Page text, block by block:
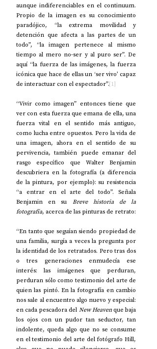
aunque indiferenciables en el continuum.
Propio de la imagen es su conocimiento
paradójico, “la extrema movilidad y
detención que afecta a las partes de un
todo”, “la imagen pertenece al mismo
tiempo al mero no-ser y al puro ser”. De
aquí “la fuerza de las imágenes, la fuerza
icónica que hace de ellas un ‘ser vivo’ capaz
de interactuar con el espectador”.[1]
“Vivir como imagen” entonces tiene que
ver con esta fuerza que emana de ella, una
fuerza vital en el sentido más antiguo,
como lucha entre opuestos. Pero la vida de
una imagen, ahora en el sentido de su
pervivencia, también puede emanar del
rasgo específico que Walter Benjamin
descubriera en la fotografía (a diferencia
de la pintura, por ejemplo): su resistencia
“a entrar en el arte del todo”. Señala
Benjamin en su Breve historia de la
fotografía, acerca de las pinturas de retrato:
“En tanto que seguían siendo propiedad de
una familia, surgía a veces la pregunta por
la identidad de los retratados. Pero tras dos
o tres generaciones enmudecía ese
interés: las imágenes que perduran,
perduran sólo como testimonio del arte de
quien las pintó. En la fotografía en cambio
nos sale al encuentro algo nuevo y especial:
en cada pescadora del New Heaven que baja
los ojos con un pudor tan seductor, tan
indolente, queda algo que no se consume
en el testimonio del arte del fotógrafo Hill,